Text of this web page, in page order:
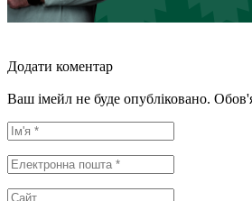
Додати коментар
Ваш імейл не буде опубліковано.